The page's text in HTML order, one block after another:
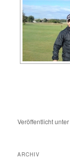
Veröffentlicht unter
ARCHIV